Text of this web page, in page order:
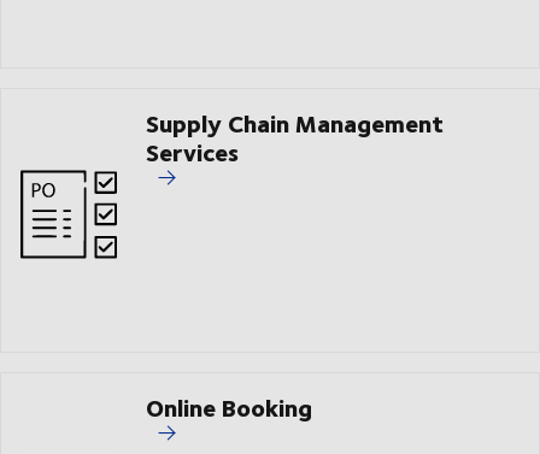
Supply Chain Management
Services
Online Booking